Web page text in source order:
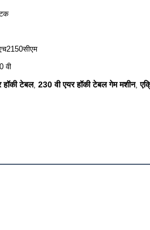
वी
हॉकी टेबल, 230 वी एयर हॉकी टेबल गेम मशीन,